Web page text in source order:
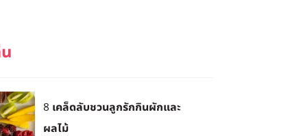
8 เคล็ดลับชวนลูกรักกินผักและ
ผลไม้